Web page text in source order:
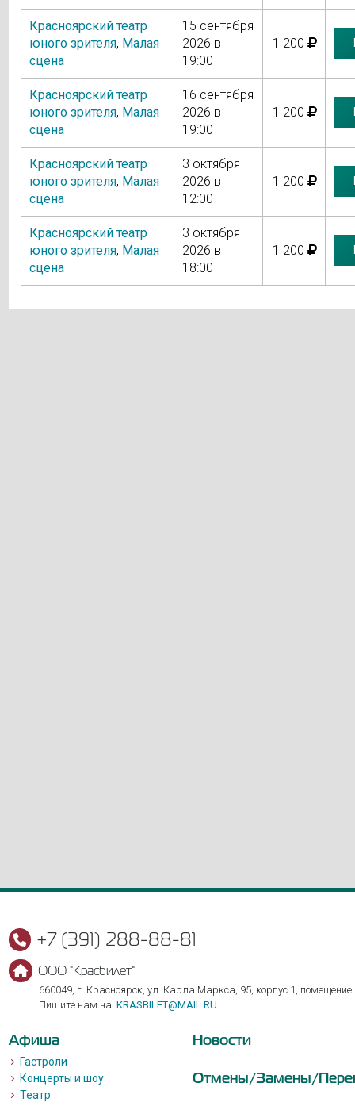
Красноярский театр
юного зрителя, Малая
сцена
15 сентября
2026 в
19:00
1 200
Красноярский театр
юного зрителя, Малая
сцена
16 сентября
2026 в
19:00
1 200
Красноярский театр
юного зрителя, Малая
сцена
3 октября
2026 в
12:00
1 200
Красноярский театр
юного зрителя, Малая
сцена
3 октября
2026 в
18:00
1 200
+7 (391) 288-88-81
ООО "Красбилет"
660049, г. Красноярск, ул. Карла Маркса, 95, корпус 1, помещение
Пишите нам на KRASBILET@MAIL.RU
Афиша
Гастроли
Концерты и шоу
Театр
Новости
Отмены/Замены/